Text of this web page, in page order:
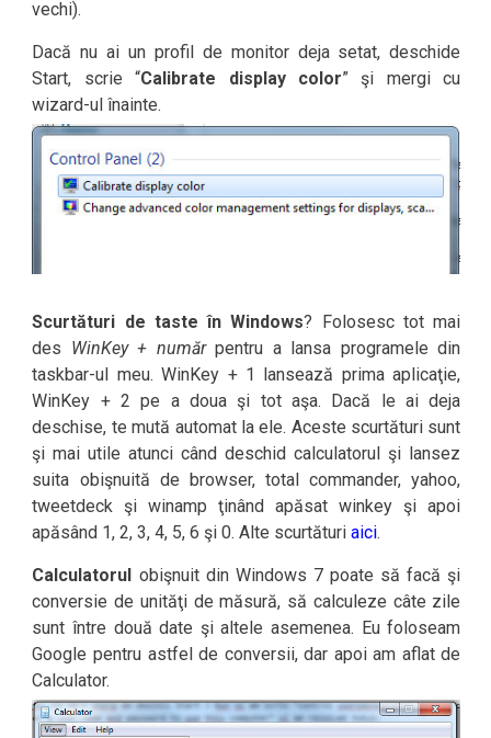
vechi).
Dacă nu ai un profil de monitor deja setat, deschide
Start, scrie “Calibrate display color” şi mergi cu
wizard-ul înainte.
Scurtături de taste în Windows? Folosesc tot mai
des WinKey + numărpentru a lansa programele din
taskbar-ul meu. WinKey + 1 lansează prima aplicaţie,
WinKey + 2 pe a doua şi tot aşa. Dacă le ai deja
deschise, te mută automat la ele. Aceste scurtături sunt
şi mai utile atunci când deschid calculatorul şi lansez
suita obişnuită de browser, total commander, yahoo,
tweetdeck şi winamp ţinând apăsat winkey şi apoi
apăsând 1, 2, 3, 4, 5, 6 şi 0. Alte scurtăturiaici.
Calculatorul obişnuit din Windows 7 poate să facă şi
conversie de unităţi de măsură, să calculeze câte zile
sunt între două date şi altele asemenea. Eu foloseam
Google pentru astfel de conversii, dar apoi am aflat de
Calculator.